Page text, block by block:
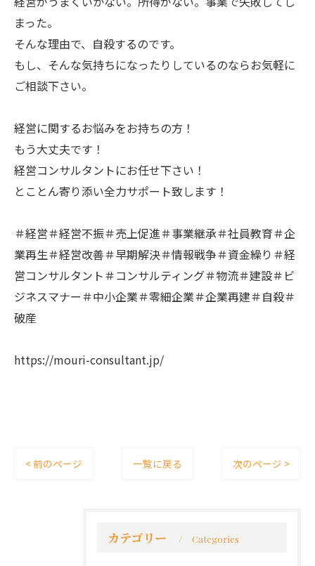
まった。
そんな理由で、自殺するのです。
もし、そんな気持ちになったりしているのならお気軽に
ご相談下さい。
経営に関するお悩みをお持ちの方！
もう大丈夫です！
経営コンサルタントにお任せ下さい！
とことん寄り添い全力サポート致します！
＃経営＃経営不振＃売上促進＃事業継承＃社員教育＃企
業再生＃経営改善＃早期解決＃情報戦争＃資金繰り＃経
営コンサルタント＃コンサルティング＃物流＃建設＃ビ
ジネスマナー＃中小企業＃零細企業＃企業再建＃自殺＃
破産
https://mouri-consultant.jp/
< 前のページ 一覧に戻る 次のページ >
カテゴリー Categories